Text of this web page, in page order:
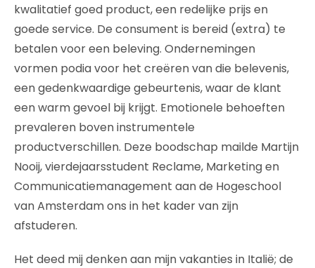
kwalitatief goed product, een redelijke prijs en
goede service. De consument is bereid (extra) te
betalen voor een beleving. Ondernemingen
vormen podia voor het creëren van die belevenis,
een gedenkwaardige gebeurtenis, waar de klant
een warm gevoel bij krijgt. Emotionele behoeften
prevaleren boven instrumentele
productverschillen. Deze boodschap mailde Martijn
Nooij, vierdejaarsstudent Reclame, Marketing en
Communicatiemanagement aan de Hogeschool
van Amsterdam ons in het kader van zijn
afstuderen.
Het deed mij denken aan mijn vakanties in Italië; de